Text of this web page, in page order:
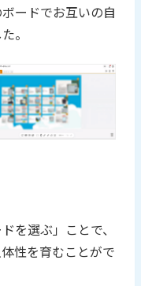
ードでお互いの自
。
を選ぶ」ことで、
性を育むことがで